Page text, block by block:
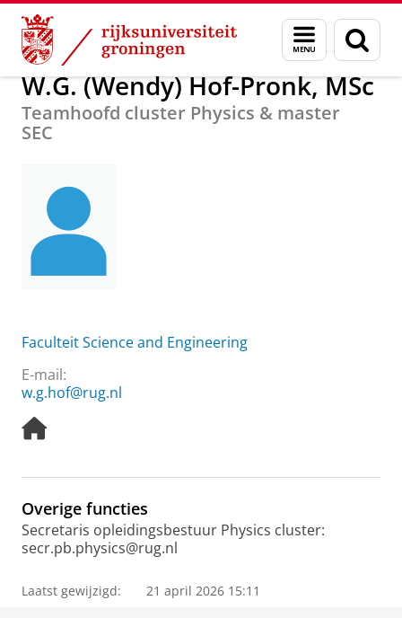
Skip
Content
Skip
Navigation
Menu
en
zoeken
Over ons W.G. (Wendy) Hof-Pronk, MSc
W.G. (Wendy) Hof-Pronk, MSc
Teamhoofd cluster Physics & master
SEC
Faculteit Science and Engineering
E-mail:
w.g.hof@rug.nl
H
e
a
g
e
Overige functies
Secretaris opleidingsbestuur Physics cluster:
secr.pb.physics@rug.nl
Laatst gewijzigd: 21 april 2026 15:11